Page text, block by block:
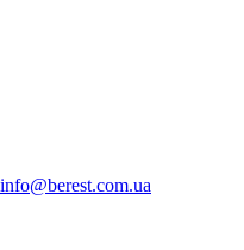
info@berest.com.ua